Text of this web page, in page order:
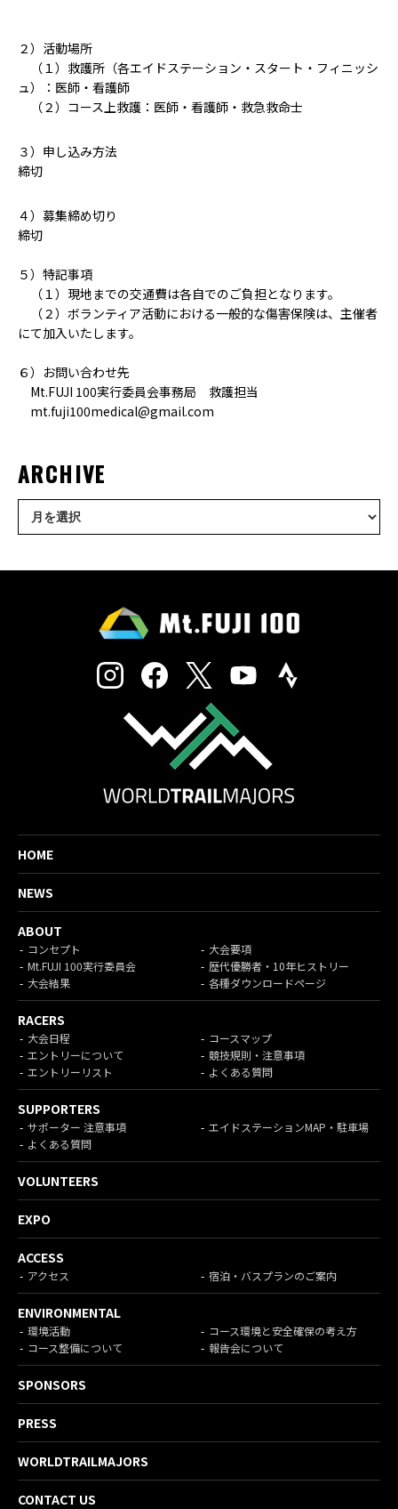
２）活動場所
（１）救護所（各エイドステーション・スタート・フィニッシ
ュ）：医師・看護師
（２）コース上救護：医師・看護師・救急救命士
３）申し込み方法
締切
４）募集締め切り
締切
５）特記事項
（１）現地までの交通費は各自でのご負担となります。
（２）ボランティア活動における一般的な傷害保険は、主催者
にて加入いたします。
６）お問い合わせ先
Mt.FUJI 100実行委員会事務局 救護担当
mt.fuji100medical@gmail.com
ARCHIVE
HOME
NEWS
ABOUT
コンセプト
大会要項
Mt.FUJI 100実行委員会
歴代優勝者・10年ヒストリー
大会結果
各種ダウンロードページ
RACERS
大会日程
コースマップ
エントリーについて
競技規則・注意事項
エントリーリスト
よくある質問
SUPPORTERS
サポーター 注意事項
エイドステーションMAP・駐車場
よくある質問
VOLUNTEERS
EXPO
ACCESS
アクセス 宿泊・バスプランのご案内
ENVIRONMENTAL
環境活動
コース環境と安全確保の考え方
コース整備について
報告会について
SPONSORS
PRESS
WORLDTRAILMAJORS
CONTACT US